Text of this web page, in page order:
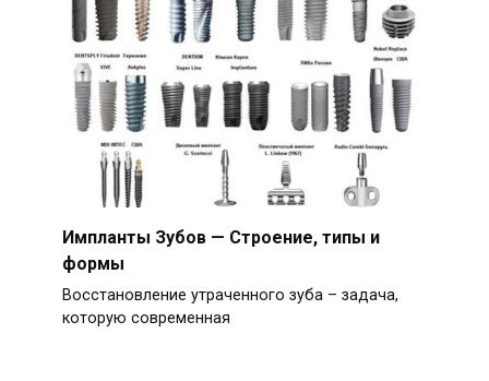
Импланты Зубов — Строение, типы и
формы
Восстановление утраченного зуба – задача,
которую современная